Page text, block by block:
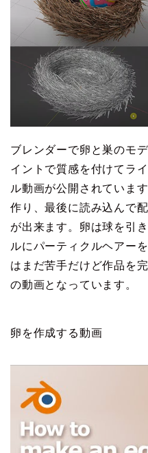
ブレンダーで卵と巣のモ
イントで質感を付けてラ
ル動画が公開されていま
作り、最後に読み込んで
が出来ます。卵は球を引
ルにパーティクルヘアー
はまだ苦手だけど作品を
の動画となっています。
卵を作成する動画